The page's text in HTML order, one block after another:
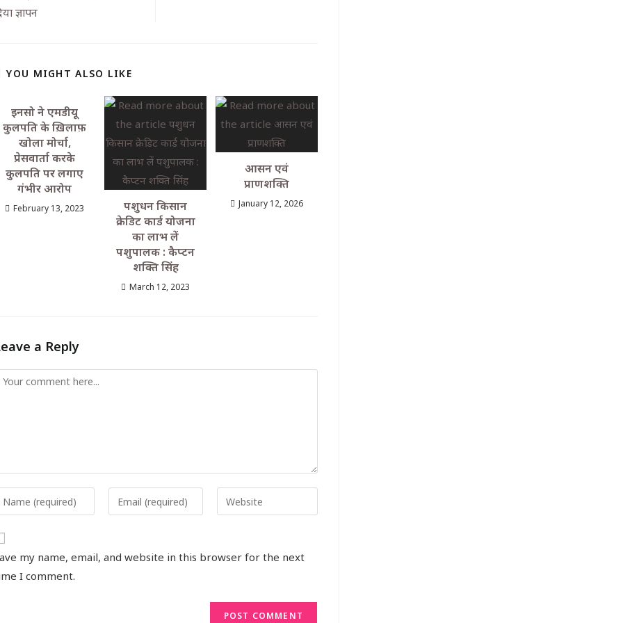
ज्ञापन
YOU MIGHT ALSO LIKE
इनसो ने एमडीयू
कुलपति के ख़िलाफ़
खोला मोर्चा,
प्रेसवार्ता करके
कुलपति पर लगाए
गंभीर आरोप
February 13, 2023
पशुधन किसान
क्रेडिट कार्ड योजना
का लाभ लें
पशुपालक : कैप्टन
शक्ति सिंह
March 12, 2023
आसन एवं
प्राणशक्ति
January 12, 2026
a Reply
my name, email, and website in this browser for the next
I comment.